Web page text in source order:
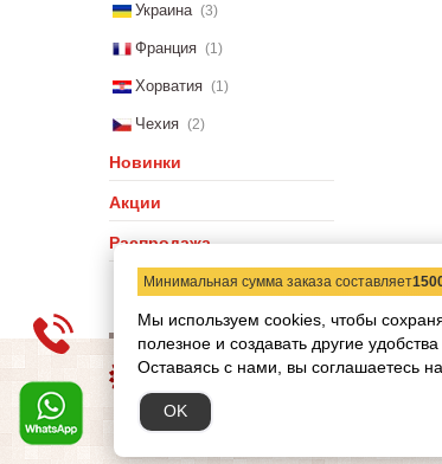
Украина (3)
Франция (1)
Хорватия (1)
Чехия (2)
Новинки
Акции
Распродажа
О компании
Обращаем
при каких
Минимальная сумма заказа составляет
Мы используем cookies, чтобы
полезное и создавать другие удобства
Оставаясь с нами, вы соглашаетесь
OK